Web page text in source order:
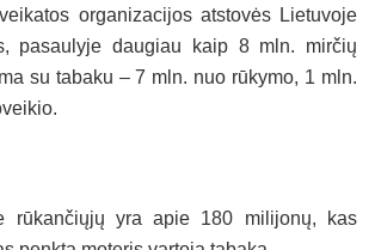
organizacijos atstovės Lietuvoje
pasaulyje daugiau kaip 8 mln. mirčių
su tabaku – 7 mln. nuo rūkymo, 1 mln.
rūkančiųjų yra apie 180 milijonų, kas